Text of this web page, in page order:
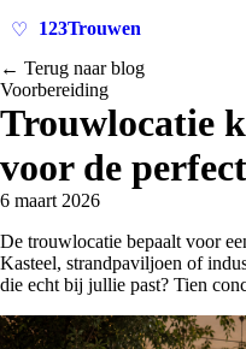
♡
123Trouwen
← Terug naar blog
Voorbereiding
Trouwlocatie
voor de
6 maart 2026
De trouwlocatie bepaalt voor
Kasteel, strandpaviljoen of
die echt bij jullie past? Tien